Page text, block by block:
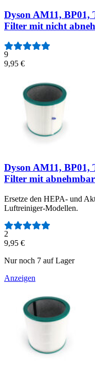
Dyson AM11,
Filter mit nicht
9
9,95 €
Dyson AM11,
Filter mit
Ersetze den HEPA- und
Luftreiniger-Modellen.
Anzahl der Bewertungen:
2
9,95 €
Nur noch 7 auf Lager
Anzeigen